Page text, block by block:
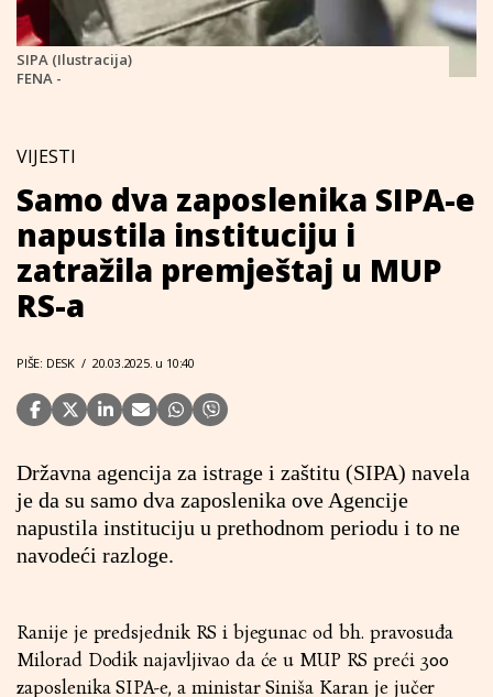
SIPA (Ilustracija)
FENA -
VIJESTI
Samo dva zaposlenika SIPA-e
napustila instituciju i
zatražila premještaj u MUP
RS-a
PIŠE: DESK / 20.03.2025. u 10:40
Državna agencija za istrage i zaštitu (SIPA) navela
je da su samo dva zaposlenika ove Agencije
napustila instituciju u prethodnom periodu i to ne
navodeći razloge.
Ranije je predsjednik RS i bjegunac od bh. pravosuđa
Milorad Dodik najavljivao da će u MUP RS preći 300
zaposlenika SIPA-e, a ministar Siniša Karan je jučer